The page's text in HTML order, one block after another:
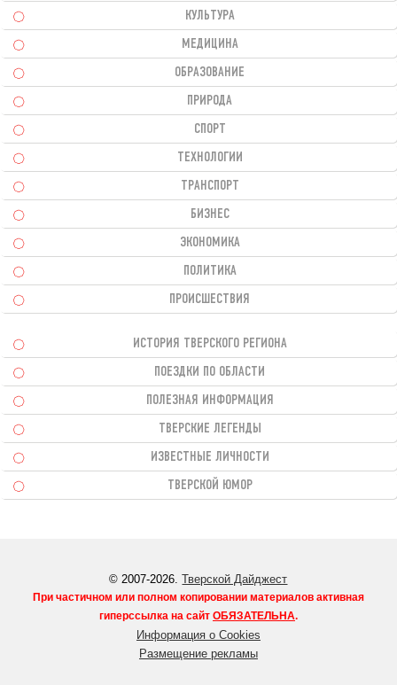
КУЛЬТУРА
МЕДИЦИНА
ОБРАЗОВАНИЕ
ПРИРОДА
СПОРТ
ТЕХНОЛОГИИ
ТРАНСПОРТ
БИЗНЕС
ЭКОНОМИКА
ПОЛИТИКА
ПРОИСШЕСТВИЯ
ИСТОРИЯ ТВЕРСКОГО РЕГИОНА
ПОЕЗДКИ ПО ОБЛАСТИ
ПОЛЕЗНАЯ ИНФОРМАЦИЯ
ТВЕРСКИЕ ЛЕГЕНДЫ
ИЗВЕСТНЫЕ ЛИЧНОСТИ
ТВЕРСКОЙ ЮМОР
© 2007-2026.Тверской Дайджест
При частичном или полном копировании материалов активная
гиперссылка на сайт ОБЯЗАТЕЛЬНА.
Информация о Cookies
Размещение рекламы